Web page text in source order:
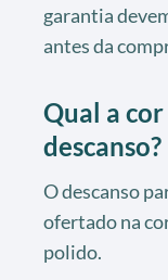
garantia
antes da
Qual a
descanso?
O descanso
ofertado na
polido.